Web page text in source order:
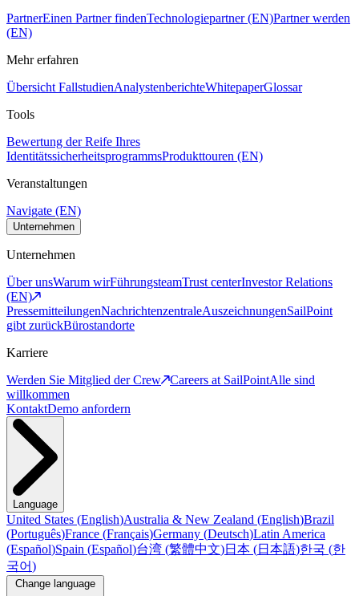
PartnerEinen Partner findenTechnologiepartner (EN)Partner werden
(EN)
Mehr erfahren
Übersicht FallstudienAnalystenberichteWhitepaperGlossar
Tools
Bewertung der Reife Ihres
IdentitätssicherheitsprogrammsProdukttouren (EN)
Veranstaltungen
Navigate (EN)
Unternehmen
Unternehmen
Über unsWarum wirFührungsteamTrust centerInvestor Relations
(EN)
PressemitteilungenNachrichtenzentraleAuszeichnungenSailPoint
gibt zurückBürostandorte
Karriere
Werden Sie Mitglied der Crew
Careers at SailPointAlle sind
willkommen
KontaktDemo anfordern
Language
United States (English)Australia & New Zealand (English)Brazil
(Português)France (Français)Germany (Deutsch)Latin America
(Español)Spain (Español)台湾 (繁體中文)日本 (日本語)한국 (한
국어)
Change language